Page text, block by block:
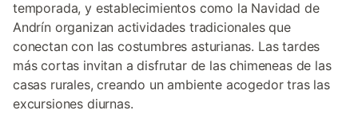
temporada, y establecimientos como la Navidad de
Andrín organizan actividades tradicionales que
conectan con las costumbres asturianas. Las tardes
más cortas invitan a disfrutar de las chimeneas de las
casas rurales, creando un ambiente acogedor tras las
excursiones diurnas.